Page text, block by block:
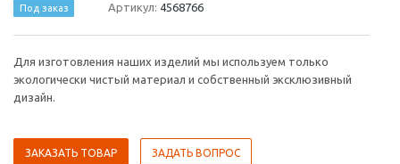
Под заказ Артикул: 4568766
Для изготовления наших изделий мы используем только
экологически чистый материал и собственный эксклюзивный
дизайн.
ЗАКАЗАТЬ ТОВАР ЗАДАТЬ ВОПРОС